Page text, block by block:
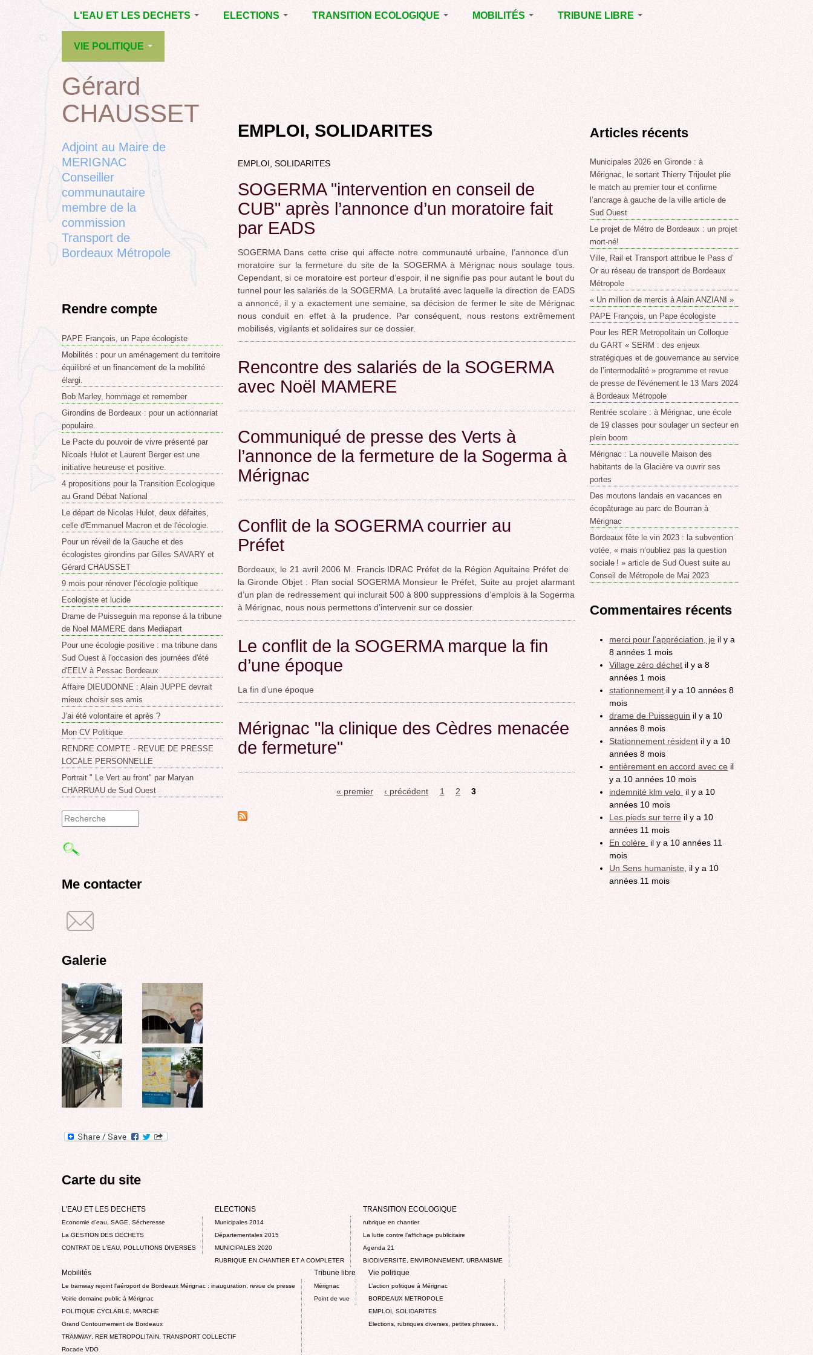
L'EAU ET LES DECHETS
ECONOMIE D’EAU,
SAGE, SÉCHERESSE
LA GESTION DES
DECHETS
CONTRAT DE L'EAU,
POLLUTIONS
ELECTIONS
DÉPARTEMENTALES
RUBRIQUE EN
CHANTIER ET A
COMPLETER
TRANSITION ECOLOGIQUE
LA LUTTE CONTRE
BIODIVERSITE,
ENVIRONNEMENT,
URBANISME
MOBILITÉS
VOIRIE DOMAINE
LE TRAMWAY REJOINT
MÉRIGNAC :
INAUGURATION,
CONTOURNEMENT DE
BORDEAUX
TRAMWAY, RER
TRANSPORT
COLLECTIF
ROCADE VDO
TRIBUNE LIBRE
POINT DE VUE
VIE POLITIQUE
L’ACTION POLITIQUE À
MÉRIGNAC
BORDEAUX
METROPOLE
EMPLOI, SOLIDARITES
ELECTIONS,
RUBRIQUES
DIVERSES, PETITES
PHRASES..
to
top
EMPLOI, SOLIDARITES
EMPLOI, SOLIDARITES
SOGERMA "intervention en conseil de
CUB" après l’annonce d’un moratoire fait
par EADS
SOGERMA Dans cette crise qui affecte notre communauté urbaine, l’annonce d’un
moratoire sur la fermeture du site de la SOGERMA à Mérignac nous soulage tous.
Cependant, si ce moratoire est porteur d’espoir, il ne signifie pas pour autant le bout du
tunnel pour les salariés de la SOGERMA. La brutalité avec laquelle la direction de EADS
a annoncé, il y a exactement une semaine, sa décision de fermer le site de Mérignac
nous conduit en effet à la prudence. Par conséquent, nous restons extrêmement
mobilisés, vigilants et solidaires sur ce dossier.
Rencontre des salariés de la SOGERMA
avec Noël MAMERE
Communiqué de presse des Verts à
l’annonce de la fermeture de la Sogerma à
Mérignac
Conflit de la SOGERMA courrier au
Préfet
Bordeaux, le 21 avril 2006 M. Francis IDRAC Préfet de la Région Aquitaine Préfet de
la Gironde Objet : Plan social SOGERMA Monsieur le Préfet, Suite au projet alarmant
d’un plan de redressement qui inclurait 500 à 800 suppressions d’emplois à la Sogerma
à Mérignac, nous nous permettons d’intervenir sur ce dossier.
Le conflit de la SOGERMA marque la fin
d’une époque
La fin d’une époque
Mérignac "la clinique des Cèdres menacée
de fermeture"
« premier ‹ précédent 1 2 3
Back
to
top
Gérard
CHAUSSET
Adjoint au Maire de
MERIGNAC
Conseiller
communautaire
membre de la
commission
Transport de
Bordeaux Métropole
Rendre compte
PAPE François, un Pape écologiste
Mobilités : pour un aménagement du territoire
équilibré et un financement de la mobilité
élargi.
Bob Marley, hommage et remember
Girondins de Bordeaux : pour un actionnariat
populaire.
Le Pacte du pouvoir de vivre présenté par
Nicoals Hulot et Laurent Berger est une
initiative heureuse et positive.
4 propositions pour la Transition Ecologique
au Grand Débat National
Le départ de Nicolas Hulot, deux défaites,
celle d'Emmanuel Macron et de l'écologie.
Pour un réveil de la Gauche et des
écologistes girondins par Gilles SAVARY et
Gérard CHAUSSET
9 mois pour rénover l’écologie politique
Ecologiste et lucide
Drame de Puisseguin ma reponse á la tribune
de Noel MAMERE dans Mediapart
Pour une écologie positive : ma tribune dans
Sud Ouest à l'occasion des journées d'été
d'EELV à Pessac Bordeaux
Affaire DIEUDONNE : Alain JUPPE devrait
mieux choisir ses amis
J'ai été volontaire et après ?
Mon CV Politique
RENDRE COMPTE - REVUE DE PRESSE
LOCALE PERSONNELLE
Portrait " Le Vert au front" par Maryan
CHARRUAU de Sud Ouest
Formulaire
de
Me contacter
Galerie
Articles récents
Municipales 2026 en Gironde : à
Mérignac, le sortant Thierry Trijoulet plie
le match au premier tour et confirme
l’ancrage à gauche de la ville article de
Sud Ouest
Le projet de Métro de Bordeaux : un projet
mort-né!
Ville, Rail et Transport attribue le Pass d’
Or au réseau de transport de Bordeaux
Métropole
« Un million de mercis à Alain ANZIANI »
PAPE François, un Pape écologiste
Pour les RER Metropolitain un Colloque
du GART « SERM : des enjeux
stratégiques et de gouvernance au service
de l’intermodalité » programme et revue
de presse de l'événement le 13 Mars 2024
à Bordeaux Métropole
Rentrée scolaire : à Mérignac, une école
de 19 classes pour soulager un secteur en
plein boom
Mérignac : La nouvelle Maison des
habitants de la Glacière va ouvrir ses
portes
Des moutons landais en vacances en
écopâturage au parc de Bourran à
Mérignac
Bordeaux fête le vin 2023 : la subvention
votée, « mais n’oubliez pas la question
sociale ! » article de Sud Ouest suite au
Conseil de Métropole de Mai 2023
Commentaires récents
merci pour l'appréciation, je il y a
8 années 1 mois
Village zéro déchet il y a 8
années 1 mois
stationnement il y a 10 années 8
mois
drame de Puisseguin il y a 10
années 8 mois
Stationnement résident il y a 10
années 8 mois
entièrement en accord avec ce il
y a 10 années 10 mois
indemnité klm velo il y a 10
années 10 mois
Les pieds sur terre il y a 10
années 11 mois
En colère il y a 10 années 11
mois
Un Sens humaniste, il y a 10
années 11 mois
Carte du site
L'EAU ET LES DECHETS
Economie d’eau, SAGE, Sécheresse
La GESTION DES DECHETS
CONTRAT DE L'EAU, POLLUTIONS DIVERSES
ELECTIONS
Municipales 2014
Départementales 2015
MUNICIPALES 2020
RUBRIQUE EN CHANTIER ET A COMPLETER
TRANSITION ECOLOGIQUE
rubrique en chantier
La lutte contre l’affichage publicitaire
Agenda 21
BIODIVERSITE, ENVIRONNEMENT, URBANISME
Mobilités
Le tramway rejoint l'aéroport de Bordeaux Mérignac : inauguration, revue de presse
Voirie domaine public à Mérignac
POLITIQUE CYCLABLE, MARCHE
Grand Contournement de Bordeaux
TRAMWAY, RER METROPOLITAIN, TRANSPORT COLLECTIF
Rocade VDO
Tribune libre
Mérignac
Point de vue
Vie politique
L’action politique à Mérignac
BORDEAUX METROPOLE
EMPLOI, SOLIDARITES
Elections, rubriques diverses, petites phrases..